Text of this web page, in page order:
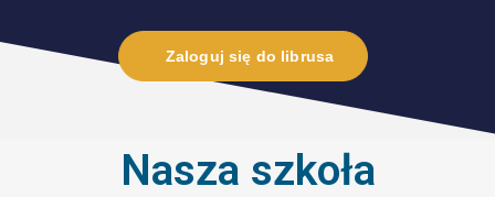
Zaloguj się do librusa
Nasza szkoła